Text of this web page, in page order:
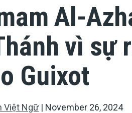
Al-
vì sự
Guixot
Việt Ngữ| November 26, 2024